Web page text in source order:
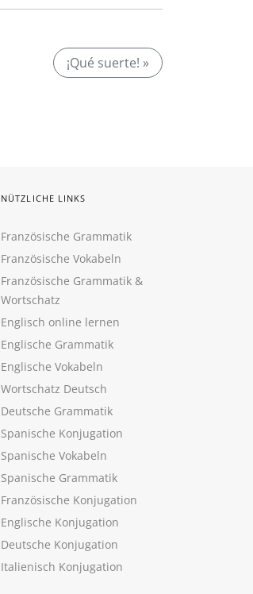
¡Qué suerte! »
NÜTZLICHE LINKS
Französische Grammatik
Französische Vokabeln
Französische Grammatik &
Wortschatz
Englisch online lernen
Englische Grammatik
Englische Vokabeln
Wortschatz Deutsch
Deutsche Grammatik
Spanische Konjugation
Spanische Vokabeln
Spanische Grammatik
Französische Konjugation
Englische Konjugation
Deutsche Konjugation
Italienisch Konjugation